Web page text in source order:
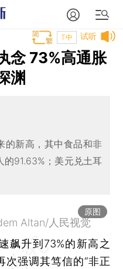
试听
T中
念 73%高通胀
渊
的新高，其中食品和非
91.63%；美元兑土耳
原图
Altan/人民视觉
飙升到73%的新高之
次强调其笃信的“非正